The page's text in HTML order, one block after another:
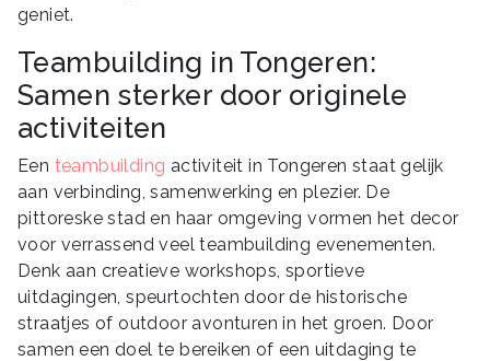
geniet.
Teambuilding in Tongeren:
Samen sterker door originele
activiteiten
Een teambuilding activiteit in Tongeren staat gelijk
aan verbinding, samenwerking en plezier. De
pittoreske stad en haar omgeving vormen het decor
voor verrassend veel teambuilding evenementen.
Denk aan creatieve workshops, sportieve
uitdagingen, speurtochten door de historische
straatjes of outdoor avonturen in het groen. Door
samen een doel te bereiken of een uitdaging te